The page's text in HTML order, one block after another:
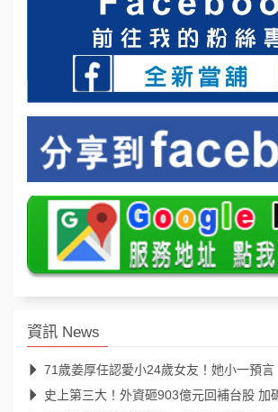
資訊 News
71歲姜厚任認愛小24歲女友！她小一預言「一定會
史上第三大！外資砸903億元回補台股 加